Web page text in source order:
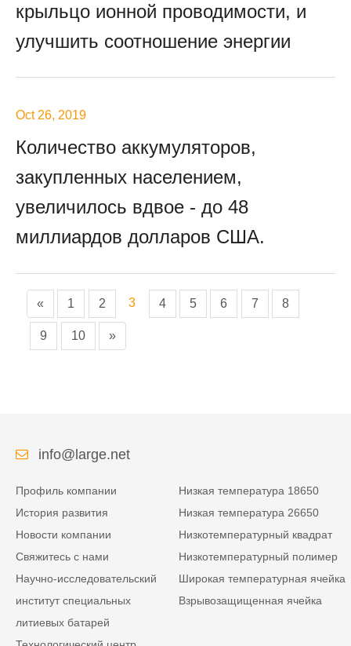
крыльцо ионной проводимости, и
улучшить соотношение энергии
Oct 26, 2019
Количество аккумуляторов,
закупленных населением,
увеличилось вдвое - до 48
миллиардов долларов США.
« 1 2 3 4 5 6 7 8
9 10 »
info@large.net
Профиль компании
История развития
Новости компании
Свяжитесь с нами
Научно-исследовательский
институт специальных
литиевых батарей
Низкая температура 18650
Низкая температура 26650
Низкотемпературный квадрат
Низкотемпературный полимер
Широкая температурная ячейка
Взрывозащищенная ячейка